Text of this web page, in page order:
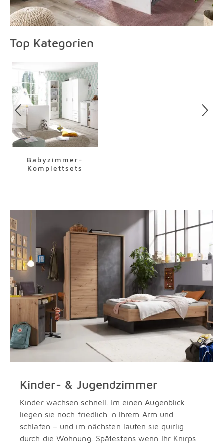
Top Kategorien
Überspringen
Babyzimmer-
Komplettsets
Kinder- & Jugendzimmer
Kinder wachsen schnell. Im einen Augenblick
liegen sie noch friedlich in Ihrem Arm und
schlafen – und im nächsten laufen sie quirlig
durch die Wohnung. Spätestens wenn Ihr Knirps